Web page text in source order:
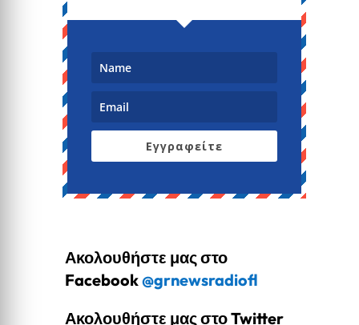
Εγγραφείτε
Ακολουθήστε μας στο
Facebook@grnewsradiofl
Ακολουθήστε μας στο Twitter